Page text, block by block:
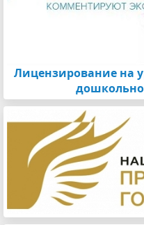
Лицензирование на